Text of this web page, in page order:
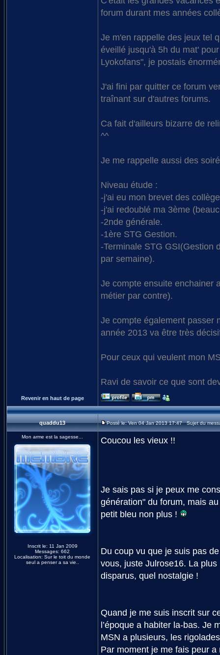
forum durant mes années
Je m'en rappelle des jeux tel
éveillé jusqu'à 5h du mat'
Lyokofans", je postais
J'ai fini par quitter ce forum
traînant sur d'autres forums.
Ca fait d'ailleurs bizarre de
^^
Je me rappelle aussi des
Niveau étude :
-j'ai eu mon brevet des
-j'ai redoublé ma 3ème
-2nde générale.
-1ère STG Gestion.
-Terminale STG GSI(Gestion
par semaine).
Je compte ensuite enchainer
métier par contre).
Je compte également passer
année 2013 va être très
Pour ceux qui veulent mon
Ravi de savoir ce que sont
Revenir en haut de page
quaddu13 Posté le: Ven 04 Jan 2013 17:47 Sujet du
Mon arme est la sagesse...
Inscrit le: 11 Jan 2009
Messages: 662
Localisation: Sur le toit du monde
seul a penser a sa vie..
Coucou les vieux !!
Je sais pas si je peux me
génération" du forum, mais
petit bleu non plus !
Du coup vu que je suis pas
vous, juste Julrose16. La
disparus, quel nostalgie !
Quand je me suis inscrit sur
l’époque a habiter la-bas. Je
MSN a plusieurs, les
Par moment je me fais peur